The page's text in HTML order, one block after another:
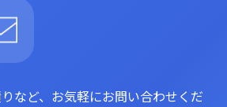
など、お気軽にお問い合わせくだ